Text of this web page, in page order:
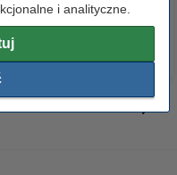
i analityczne.